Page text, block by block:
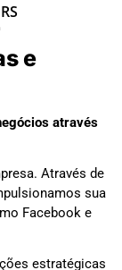
e
através
Através de
sua
Facebook e
estratégicas